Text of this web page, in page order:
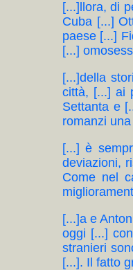
[...]llora, di
Cuba [...]
paese [...]
[...]
[...]della
città, [...] ai
Settanta e
romanzi
[...] è
deviazioni,
Come nel
[...]a e
oggi [...]
stranieri
[...]. Il fatto